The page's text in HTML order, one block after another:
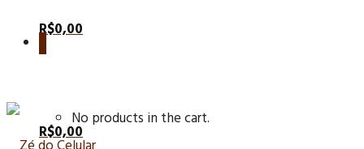
R$0,00
No products in the cart.
R$0,00